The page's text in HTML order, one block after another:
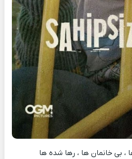
بی خانمان ها ، رها شده ها